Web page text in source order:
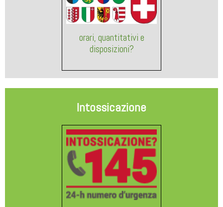
orari, quantitativi e
disposizioni?
Intossicazione